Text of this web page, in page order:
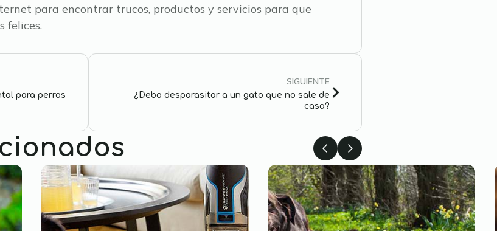
para encontrar trucos, productos y servicios para que
felices.
para perros
SIGUIENTE
¿Debo desparasitar a un gato que no sale de
casa?